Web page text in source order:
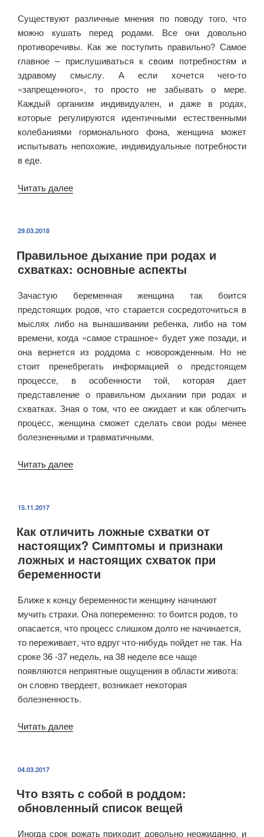
когда
роды
уже
близки?»
Существуют различные мнения по поводу того, что
можно кушать перед родами. Все они довольно
противоречивы. Как же поступить правильно? Самое
главное – прислушиваться к своим потребностям и
здравому смыслу. А если хочется чего-то
«запрещенного», то просто не забывать о мере.
Каждый организм индивидуален, и даже в родах,
которые регулируются идентичными естественными
колебаниями гормонального фона, женщина может
испытывать непохожие, индивидуальные потребности
в еде.
Читать далее
приема
пищи»
ОПУБЛИКОВАНО
29.03.2018
Правильное дыхание при родах и
схватках: основные аспекты
Зачастую беременная женщина так боится
предстоящих родов, что старается сосредоточиться в
мыслях либо на вынашивании ребенка, либо на том
времени, когда «самое страшное» будет уже позади, и
она вернется из роддома с новорожденным. Но не
стоит пренебрегать информацией о предстоящем
процессе, в особенности той, которая дает
представление о правильном дыхании при родах и
схватках. Зная о том, что ее ожидает и как облегчить
процесс, женщина сможет сделать свои роды менее
болезненными и травматичными.
Читать далее
схватках:
основные
аспекты»
ОПУБЛИКОВАНО
15.11.2017
Как отличить ложные схватки от
настоящих? Симптомы и признаки
ложных и настоящих схваток при
беременности
Ближе к концу беременности женщину начинают
мучить страхи. Она попеременно: то боится родов, то
опасается, что процесс слишком долго не начинается,
то переживает, что вдруг что-нибудь пойдет не так. На
сроке 36 -37 недель, на 38 неделе все чаще
появляются неприятные ощущения в области живота:
он словно твердеет, возникает некоторая
болезненность.
Читать далее
настоящих?
Симптомы
ОПУБЛИКОВАНО
04.03.2017
Что взять с собой в роддом:
обновленный список вещей
Иногда срок рожать приходит довольно неожиданно, и